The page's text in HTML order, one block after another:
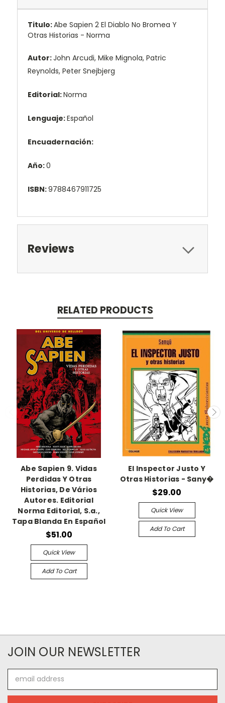
Titulo:Abe Sapien 2 El Diablo No Bromea Y
Otras Historias - Norma
Autor:John Arcudi, Mike Mignola, Patric
Reynolds, Peter Snejbjerg
Editorial:Norma
Lenguaje:Español
Encuadernación:
Año:0
ISBN:9788467911725
Reviews
RELATED PRODUCTS
Abe Sapien 9. Vidas
Perdidas Y Otras
Historias, De Vários
Autores. Editorial
Norma Editorial, S.a.,
Tapa Blanda En Español
$51.00
Quick View
Add To Cart
El Inspector Justo Y
Otras Historias - Sany�
$29.00
Quick View
Add To Cart
JOIN OUR NEWSLETTER
Address